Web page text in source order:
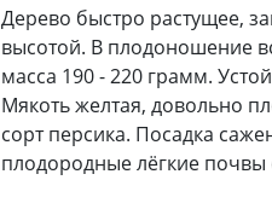
Дерево быстро растущее,
высотой. В плодоношение
масса 190 - 220 грамм.
Мякоть желтая, довольно
сорт персика. Посадка
плодородные лёгкие